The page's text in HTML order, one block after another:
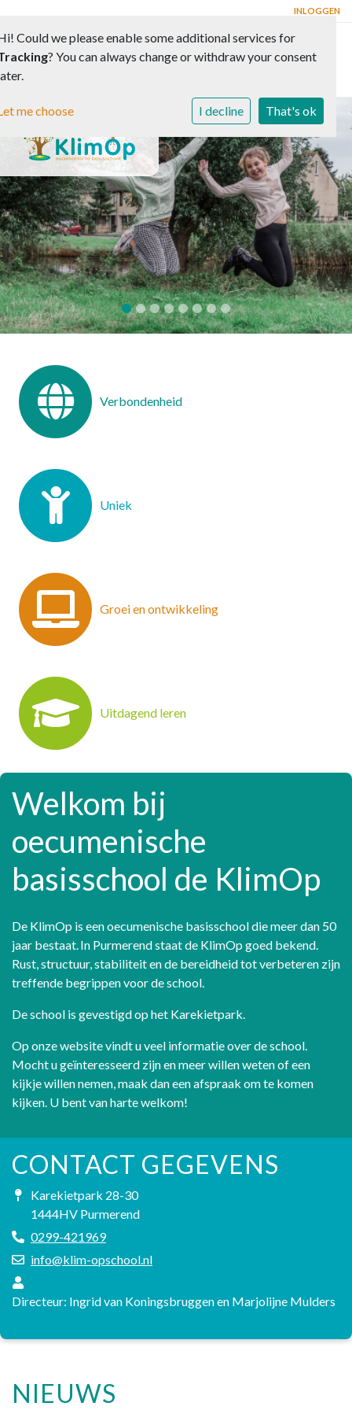
INLOGGEN
Toggle
Verbondenheid
Uniek
Groei en ontwikkeling
Uitdagend leren
Welkom bij
oecumenische
basisschool de KlimOp
De KlimOp is een oecumenische basisschool die meer dan 50
jaar bestaat. In Purmerend staat de KlimOp goed bekend.
Rust, structuur, stabiliteit en de bereidheid tot verbeteren zijn
treffende begrippen voor de school.
De school is gevestigd op het Karekietpark.
Op onze website vindt u veel informatie over de school.
Mocht u geïnteresseerd zijn en meer willen weten of een
kijkje willen nemen, maak dan een afspraak om te komen
kijken. U bent van harte welkom!
CONTACT GEGEVENS
Karekietpark 28-30
1444HV Purmerend
0299-421969
info@klim-opschool.nl
Directeur: Ingrid van Koningsbruggen en Marjolijne Mulders
NIEUWS
Could we please enable some additional services for
? You can always change or withdraw your consent
me choose I decline That's ok